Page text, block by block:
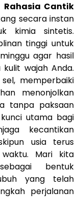
Rahasia Cantik
secara instan
kimia sintetis.
tinggi untuk
agar hasil
wajah Anda.
memperbaiki
menonjolkan
tanpa paksaan
utama bagi
kecantikan
usia terus
Mari kita
bentuk
yang telah
perjalanan